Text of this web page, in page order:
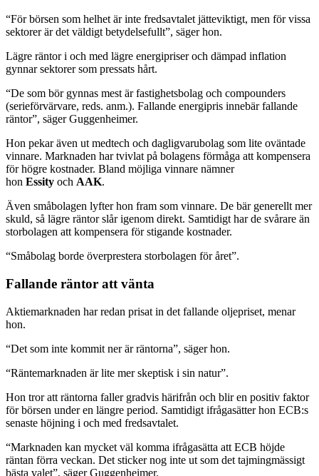
“För börsen som helhet är inte fredsavtalet jätteviktigt, men för vissa
sektorer är det väldigt betydelsefullt”, säger hon.
Lägre räntor i och med lägre energipriser och dämpad inflation
gynnar sektorer som pressats hårt.
“De som bör gynnas mest är fastighetsbolag och compounders
(serieförvärvare, reds. anm.). Fallande energipris innebär fallande
räntor”, säger Guggenheimer.
Hon pekar även ut medtech och dagligvarubolag som lite oväntade
vinnare. Marknaden har tvivlat på bolagens förmåga att kompensera
för högre kostnader. Bland möjliga vinnare nämner
hon Essity och AAK.
Även småbolagen lyfter hon fram som vinnare. De bär generellt mer
skuld, så lägre räntor slår igenom direkt. Samtidigt har de svårare än
storbolagen att kompensera för stigande kostnader.
“Småbolag borde överprestera storbolagen för året”.
Fallande räntor att vänta
Aktiemarknaden har redan prisat in det fallande oljepriset, menar
hon.
“Det som inte kommit ner är räntorna”, säger hon.
“Räntemarknaden är lite mer skeptisk i sin natur”.
Hon tror att räntorna faller gradvis härifrån och blir en positiv faktor
för börsen under en längre period. Samtidigt ifrågasätter hon ECB:s
senaste höjning i och med fredsavtalet.
“Marknaden kan mycket väl komma ifrågasätta att ECB höjde
räntan förra veckan. Det sticker nog inte ut som det tajmingmässigt
bästa valet”, säger Guggenheimer.